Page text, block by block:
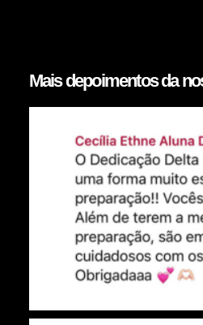
Mais depoimentos da